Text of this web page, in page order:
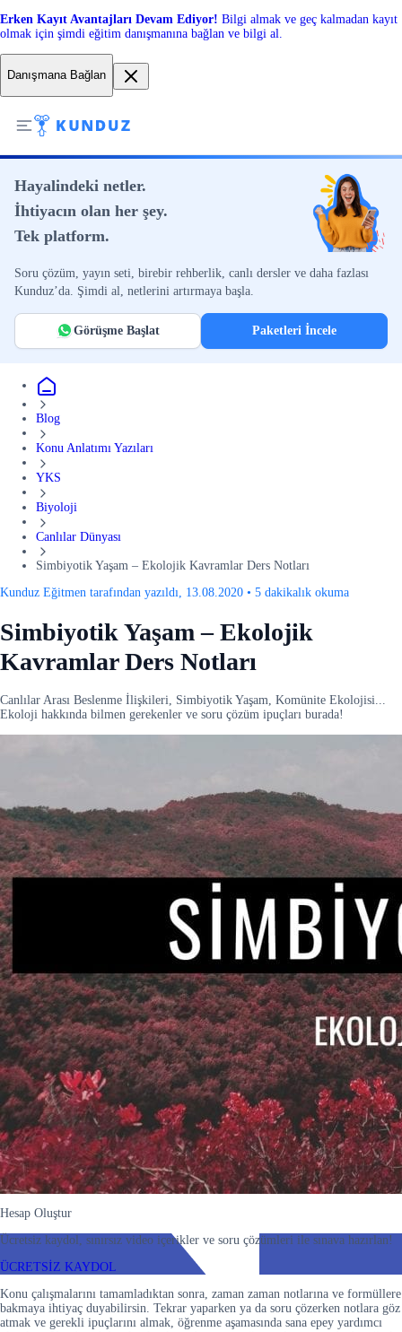
Erken Kayıt Avantajları Devam Ediyor! Bilgi almak ve geç kalmadan kayıt
olmak için şimdi eğitim danışmanına bağlan ve bilgi al.
Danışmana Bağlan
Hayalindeki netler.
İhtiyacın olan her şey.
Tek platform.
Soru çözüm, yayın seti, birebir rehberlik, canlı dersler ve daha fazlası
Kunduz’da. Şimdi al, netlerini artırmaya başla.
Görüşme Başlat Paketleri İncele
Blog
Konu Anlatımı Yazıları
YKS
Biyoloji
Canlılar Dünyası
Simbiyotik Yaşam – Ekolojik Kavramlar Ders Notları
Kunduz Eğitmen tarafından yazıldı, 13.08.2020 • 5 dakikalık okuma
Simbiyotik Yaşam – Ekolojik
Kavramlar Ders Notları
Canlılar Arası Beslenme İlişkileri, Simbiyotik Yaşam, Komünite Ekolojisi...
Ekoloji hakkında bilmen gerekenler ve soru çözüm ipuçları burada!
Hesap Oluştur
Ücretsiz kaydol, sınırsız video içerikler ve soru çözümleri ile sınava hazırlan!
ÜCRETSİZ KAYDOL
Konu çalışmalarını tamamladıktan sonra, zaman zaman notlarına ve formüllere
bakmaya ihtiyaç duyabilirsin. Tekrar yaparken ya da soru çözerken notlara göz
atmak ve gerekli ipuçlarını almak, öğrenme aşamasında sana epey yardımcı